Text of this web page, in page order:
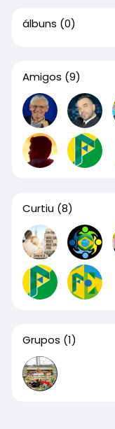
álbuns (0)
Amigos (9)
Curtiu (8)
Grupos (1)